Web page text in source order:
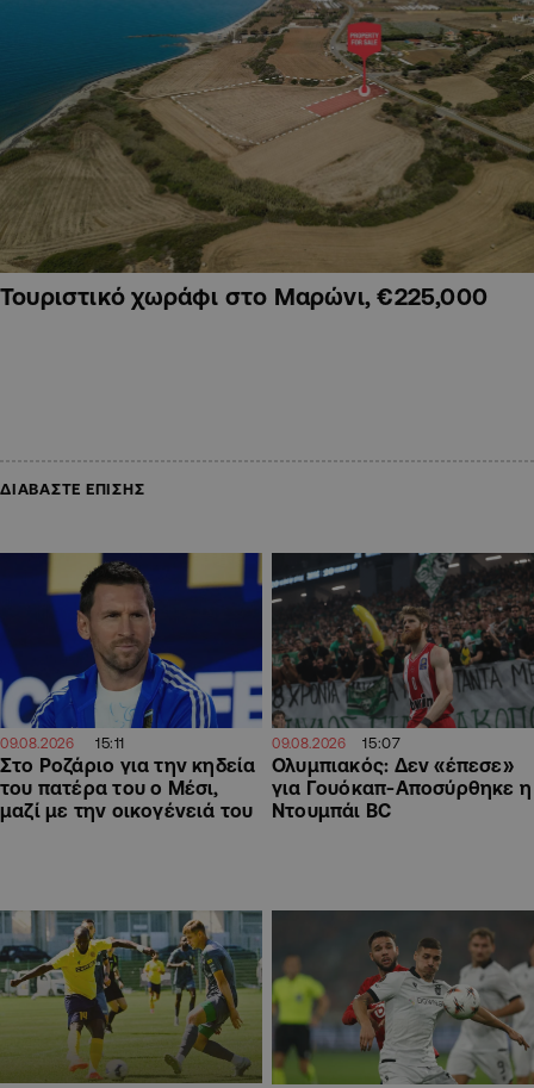
Τουριστικό χωράφι στο Μαρώνι, €225,000
ΔΙΑΒΑΣΤΕ ΕΠΙΣΗΣ
09.08.2026 15:11
Στο Ροζάριο για την κηδεία
του πατέρα του ο Μέσι,
μαζί με την οικογένειά του
09.08.2026 15:07
Ολυμπιακός: Δεν «έπεσε»
για Γουόκαπ-Αποσύρθηκε η
Ντουμπάι BC